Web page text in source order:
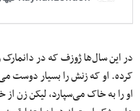
در این سال‌ها ژوزف که در
کرده. او که زنش را بسیار دوست
او را به خاک می‌سپارد، لیکن زن